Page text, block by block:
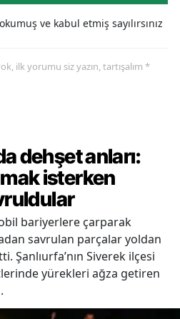
okumuş ve kabul etmiş sayılırsınız
ilk yorumu siz yazın, tartışalım *
dehşet anları:
isterken
bariyerlere çarparak
savrulan parçalar yoldan
Şanlıurfa’nın Siverek ilçesi
yürekleri ağza getiren